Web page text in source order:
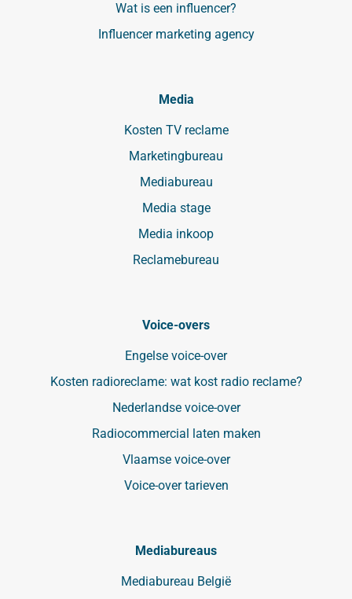
Wat is een influencer?
Influencer marketing agency
Media
Kosten TV reclame
Marketingbureau
Mediabureau
Media stage
Media inkoop
Reclamebureau
Voice-overs
Engelse voice-over
Kosten radioreclame: wat kost radio reclame?
Nederlandse voice-over
Radiocommercial laten maken
Vlaamse voice-over
Voice-over tarieven
Mediabureaus
Mediabureau België